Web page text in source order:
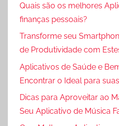
Quais são os melhores
finanças pessoais?
Transforme seu
de Produtividade com
Aplicativos de Saúde e
Encontrar o Ideal para
Dicas para Aproveitar ao
Seu Aplicativo de Música